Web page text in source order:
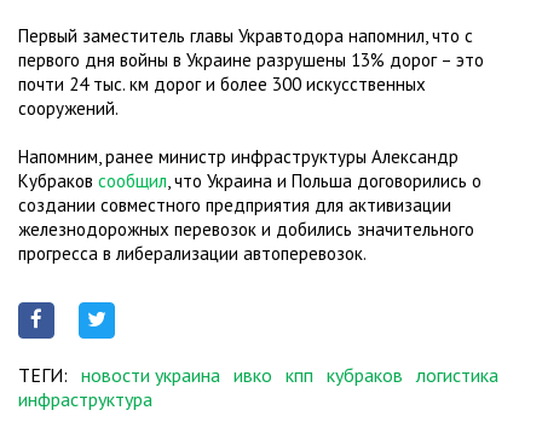
Первый заместитель главы Укравтодора напомнил, что с
первого дня войны в Украине разрушены 13% дорог – это
почти 24 тыс. км дорог и более 300 искусственных
сооружений.
Напомним, ранее министр инфраструктуры Александр
Кубраков сообщил, что Украина и Польша договорились о
создании совместного предприятия для активизации
железнодорожных перевозок и добились значительного
прогресса в либерализации автоперевозок.
ТЕГИ: новости украина ивко кпп кубраков логистика
инфраструктура